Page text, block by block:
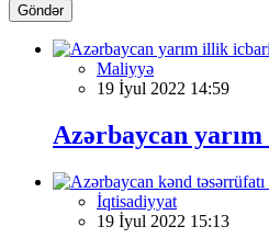
Göndər
Maliyyə
19 İyul 2022 14:59
Azərbaycan
İqtisadiyyat
19 İyul 2022 15:13